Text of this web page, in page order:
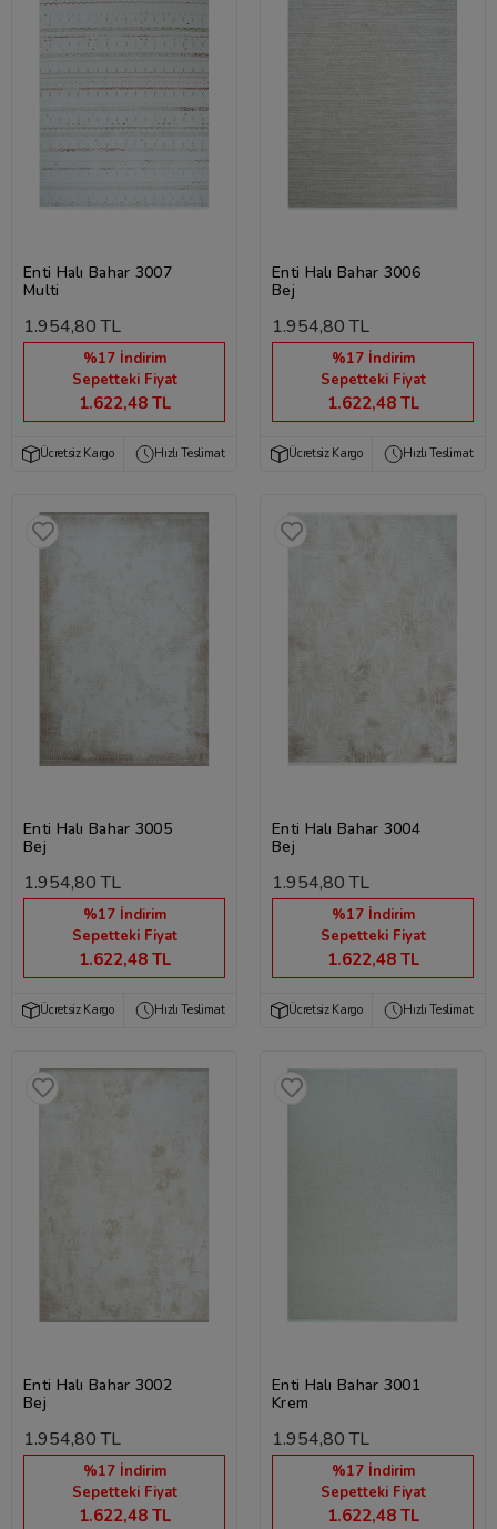
Enti Halı Bahar 3007
Multi
1.954,80 TL
%17 İndirim
Sepetteki Fiyat
1.622,48 TL
Ücretsiz Kargo Hızlı Teslimat
Enti Halı Bahar 3006
Bej
1.954,80 TL
%17 İndirim
Sepetteki Fiyat
1.622,48 TL
Ücretsiz Kargo Hızlı Teslimat
Enti Halı Bahar 3005
Bej
1.954,80 TL
%17 İndirim
Sepetteki Fiyat
1.622,48 TL
Ücretsiz Kargo Hızlı Teslimat
Enti Halı Bahar 3004
Bej
1.954,80 TL
%17 İndirim
Sepetteki Fiyat
1.622,48 TL
Ücretsiz Kargo Hızlı Teslimat
Enti Halı Bahar 3002
Bej
1.954,80 TL
%17 İndirim
Sepetteki Fiyat
1.622,48 TL
Enti Halı Bahar 3001
Krem
1.954,80 TL
%17 İndirim
Sepetteki Fiyat
1.622,48 TL